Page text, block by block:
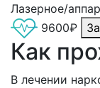
Лазерное/
9600₽
Как
В лечении